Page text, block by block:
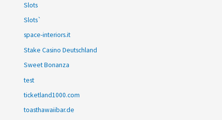
Slots
Slots`
space-interiors.it
Stake Casino Deutschland
Sweet Bonanza
test
ticketland1000.com
toasthawaiibar.de